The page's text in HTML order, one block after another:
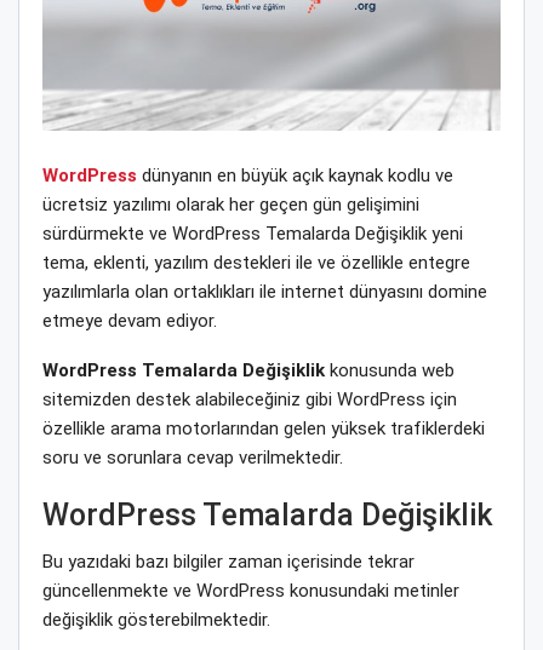
WordPress dünyanın en büyük açık kaynak kodlu ve
ücretsiz yazılımı olarak her geçen gün gelişimini
sürdürmekte ve WordPress Temalarda Değişiklik yeni
tema, eklenti, yazılım destekleri ile ve özellikle entegre
yazılımlarla olan ortaklıkları ile internet dünyasını domine
etmeye devam ediyor.
WordPress Temalarda Değişiklik konusunda web
sitemizden destek alabileceğiniz gibi WordPress için
özellikle arama motorlarından gelen yüksek trafiklerdeki
soru ve sorunlara cevap verilmektedir.
WordPress Temalarda Değişiklik
Bu yazıdaki bazı bilgiler zaman içerisinde tekrar
güncellenmekte ve WordPress konusundaki metinler
değişiklik gösterebilmektedir.